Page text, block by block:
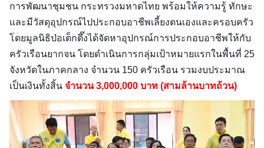
การพัฒนาชุมชน กระทรวงมหาดไทย พร้อมให้ความรู้ ทักษะ
และมีวัสดุอุปกรณ์ไปประกอบอาชีพเลี้ยงตนเองและครอบครัว
โดยมูลนิธิป่อเต็กตึ๊งได้จัดหาอุปกรณ์การประกอบอาชีพให้กับ
ครัวเรือนยากจน โดยดำเนินการกลุ่มเป้าหมายแรกในพื้นที่ 25
จังหวัดในภาคกลาง จำนวน 150 ครัวเรือน รวมงบประมาณ
เป็นเงินทั้งสิ้น จำนวน 3,000,000 บาท (สามล้านบาทถ้วน)